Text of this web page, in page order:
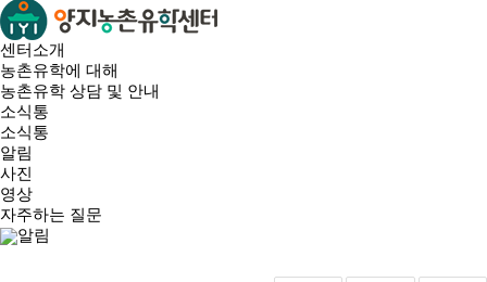
센터소개
농촌유학에 대해
농촌유학 상담 및 안내
소식통
소식통
알림
사진
영상
자주하는 질문
알림